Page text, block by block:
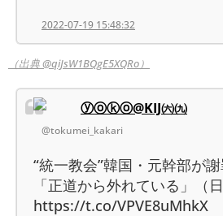
2022-07-19 15:48:32
（出典 @qiJsW1BQgE5XQRo）
ⓨⓞⓚⓞ@KIJ㈥㈨
@tokumei_kakari
“統一教会”韓国・元幹部が
「正道から外れている」（
https://t.co/VPVE8uMhkX